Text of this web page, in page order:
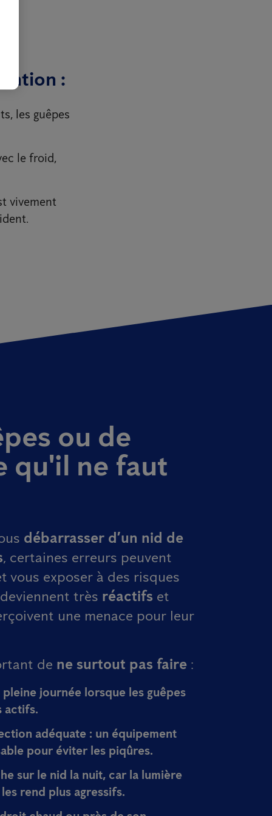
:
les guêpes
le froid,
vivement
ou de
qu'il ne faut
débarrasser d’un nid de
, certaines erreurs peuvent
vous exposer à des risques
très réactifs et
une menace pour leur
de ne surtout pas faire :
pleine journée lorsque les guêpes
actifs.
adéquate : un équipement
pour éviter les piqûres.
sur le nid la nuit, car la lumière
rend plus agressifs.